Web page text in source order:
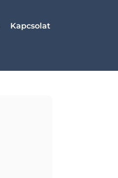
Kapcsolat